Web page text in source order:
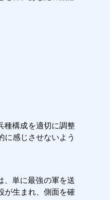
種構成を適切に調整
感じさせないよう
、単に最強の軍を送
が生まれ、側面を確